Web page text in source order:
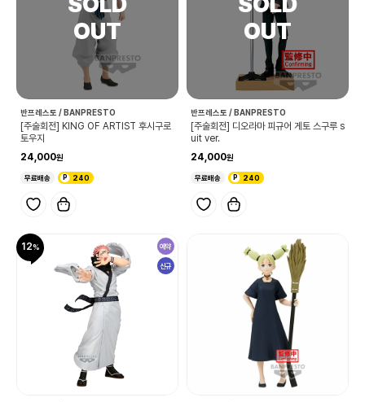
반프레스토 / BANPRESTO
[주술회전] KING OF ARTIST 후시구로
토우지
24,000
무료배송 240
반프레스토 / BANPRESTO
[주술회전] 디오라마 피규어 게토 스구루 s
uit ver.
24,000
무료배송 240
12 예약
신규